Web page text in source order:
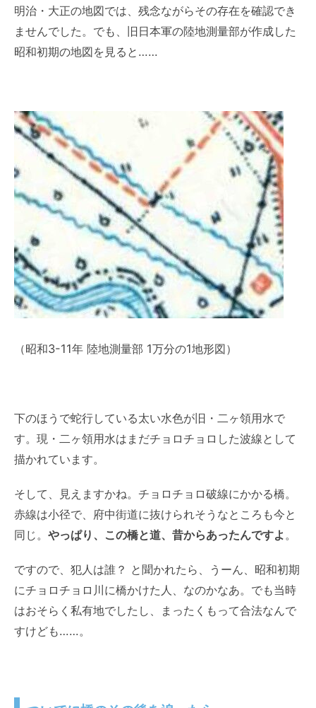
明治・大正の地図では、残念ながらその存在を確認でき
ませんでした。でも、旧日本軍の陸地測量部が作成した
昭和初期の地図を見ると……
（昭和3-11年 陸地測量部 1万分の1地形図）
下のほうで蛇行している太い水色が旧・二ヶ領用水で
す。現・二ヶ領用水はまだチョロチョロした波線として
描かれています。
そして、見えますかね。チョロチョロ破線にかかる橋。
赤線は小径で、府中街道に抜けられそうなところも今と
同じ。 やっぱり、この橋と道、昔からあったんですよ 。
ですので、犯人は誰？ と聞かれたら、うーん、昭和初期
にチョロチョロ川に橋かけた人、なのかなあ。でも当時
はおそらく私有地でしたし、まったくもって合法なんで
すけども……。